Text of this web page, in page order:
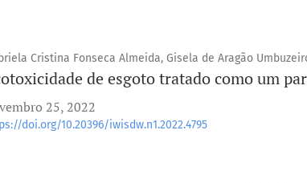
Cristina Fonseca Almeida, Gisela de Aragão
de esgoto tratado como um
25, 2022
doi.org/10.20396/iwisdw.n1.2022.4795